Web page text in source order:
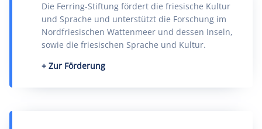
Die Ferring-Stiftung fördert die friesische Kultur
und Sprache und unterstützt die Forschung im
Nordfriesischen Wattenmeer und dessen Inseln,
sowie die friesischen Sprache und Kultur.
Zur Förderung